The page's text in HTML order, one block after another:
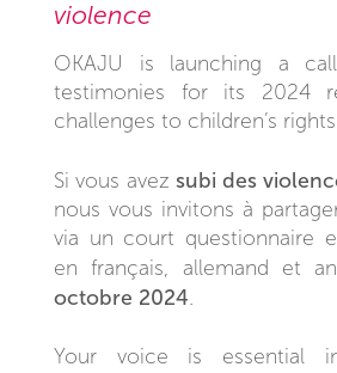
violence
OKAJU is launching a
testimonies for its 2024
challenges to children’s
Si vous avez subi des
nous vous invitons à
via un court questionnaire
en français, allemand et
octobre 2024.
Your voice is essential